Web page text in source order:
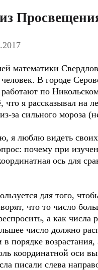
математики
В городе
по
что я рассказывал на
за сильного мороза
я люблю видеть
почему при
ось для
для того,
что то число
а как числа
число должно
порядке
координатной оси
писали слева